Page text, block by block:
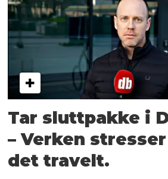
Tar sluttpakke i
– Verken
det travelt.